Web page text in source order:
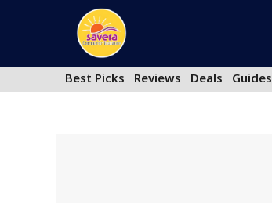
Best Picks Reviews Deals Guides